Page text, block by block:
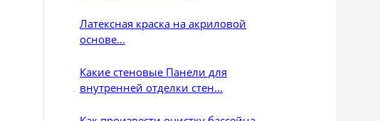
Латексная краска на акриловой
основе...
Какие стеновые Панели для
внутренней отделки стен...